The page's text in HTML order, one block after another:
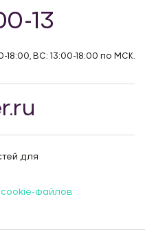
13
18:00, ВС: 13:00-18:00 по МСК.
для
cookie-файлов